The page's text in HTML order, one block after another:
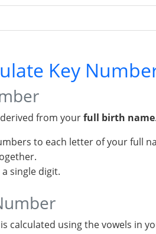
Key
from yourfull birth name
to each letter of your full
single digit.
calculated using the vowels in